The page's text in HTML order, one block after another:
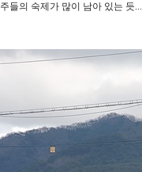
들의 숙제가 많이 남아 있는 듯...